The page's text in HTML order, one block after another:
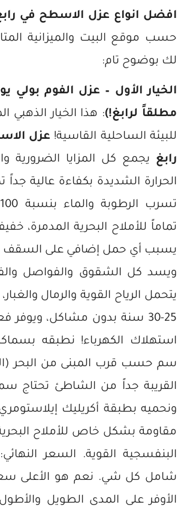
افضل انواع عزل الاسطح في
حسب موقع البيت والميزانية
لك بوضوح تام:
الخيار الأول – عزل الفوم بولي
مطلقاً لرابغ!): هذا الخيار
للبيئة الساحلية القاسية! عزل
رابغ يجمع كل المزايا الضرورية
تماماً للأملاح البحرية المدمرة،
يسبب أي حمل إضافي على السقف
ويسد كل الشقوق والفواصل
يتحمل الرياح القوية والرمال
سم حسب قرب المبنى من البحر
القريبة جداً من الشاطئ تحتاج
ونحميه بطبقة أكريليك
مقاومة بشكل خاص للأملاح
شامل كل شي. نعم هو الأعلى
الأوفر على المدى الطويل